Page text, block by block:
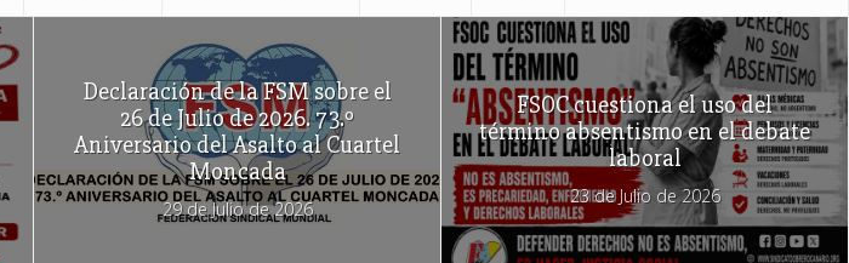
Declaración de la FSM sobre el
26 de Julio de 2026. 73.º
Aniversario del Asalto al Cuartel
Moncada
29 de Julio de 2026
FSOC cuestiona el uso del
término absentismo en el debate
laboral
23 de Julio de 2026